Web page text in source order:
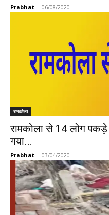
Prabhat - 06/08/2020
रामकोला
रामकोला से 14 लोग पकड़े
गया…
Prabhat - 03/04/2020